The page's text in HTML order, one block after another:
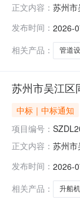
正文内容： 苏州
里镇
发布时间： 2026-
相关产品：
管道
苏州市吴江区
中标｜中标通知
项目编号：
正文内容： 苏州
2026
吴江
发布时间： 2026-
相关产品：
升船